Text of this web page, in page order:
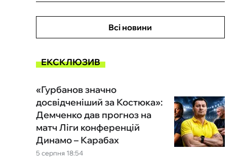
Всі новини
ЕКСКЛЮЗИВ
5 серпня 18:54
«Гурбанов значно
досвідченіший за Костюка»:
Демченко дав прогноз на
матч Ліги конференцій
Динамо – Карабах